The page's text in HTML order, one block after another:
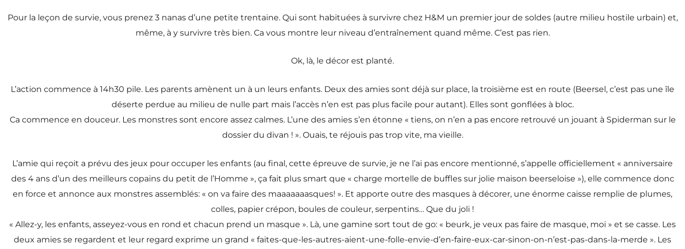
Pour la leçon de survie, vous prenez 3 nanas d’une petite trentaine. Qui sont habituées à survivre chez H&M un premier jour de soldes (autre milieu hostile urbain) et,
même, à y survivre très bien. Ca vous montre leur niveau d’entraînement quand même. C’est pas rien.
Ok, là, le décor est planté.
L’action commence à 14h30 pile. Les parents amènent un à un leurs enfants. Deux des amies sont déjà sur place, la troisième est en route (Beersel, c’est pas une île
déserte perdue au milieu de nulle part mais l’accès n’en est pas plus facile pour autant). Elles sont gonflées à bloc.
Ca commence en douceur. Les monstres sont encore assez calmes. L’une des amies s’en étonne « tiens, on n’en a pas encore retrouvé un jouant à Spiderman sur le
dossier du divan ! ». Ouais, te réjouis pas trop vite, ma vieille.
L’amie qui reçoit a prévu des jeux pour occuper les enfants (au final, cette épreuve de survie, je ne l’ai pas encore mentionné, s’appelle officiellement « anniversaire
des 4 ans d’un des meilleurs copains du petit de l’Homme », ça fait plus smart que « charge mortelle de buffles sur jolie maison beerseloise »), elle commence donc
en force et annonce aux monstres assemblés: « on va faire des maaaaaaasques! ». Et apporte outre des masques à décorer, une énorme caisse remplie de plumes,
colles, papier crépon, boules de couleur, serpentins… Que du joli !
« Allez-y, les enfants, asseyez-vous en rond et chacun prend un masque ». Là, une gamine sort tout de go: « beurk, je veux pas faire de masque, moi » et se casse. Les
deux amies se regardent et leur regard exprime un grand « faites-que-les-autres-aient-une-folle-envie-d’en-faire-eux-car-sinon-on-n’est-pas-dans-la-merde ». Les